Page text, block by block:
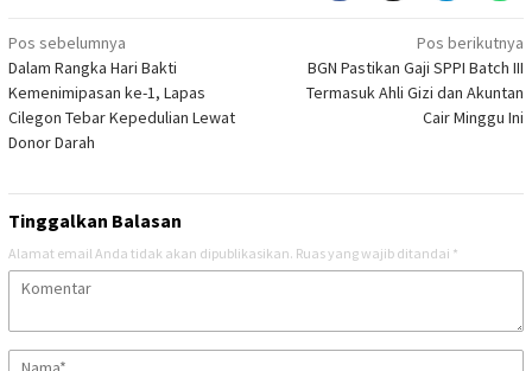
Navigasi
pos
Pos sebelumnya
Dalam Rangka Hari Bakti
Kemenimipasan ke-1, Lapas
Cilegon Tebar Kepedulian Lewat
Donor Darah
Pos berikutnya
BGN Pastikan Gaji SPPI Batch III
Termasuk Ahli Gizi dan Akuntan
Cair Minggu Ini
Tinggalkan Balasan
Alamat email Anda tidak akan dipublikasikan. Ruas yang wajib ditandai *